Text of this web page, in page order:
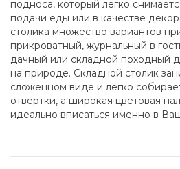
подноса, который легко
подачи еды или в качестве
столика множество вариантов
прикроватный, журнальный в
дачный или складной походный
на природе. Складной столик
сложенном виде и легко
отвертки, а широкая цветовая
идеально вписаться именно в